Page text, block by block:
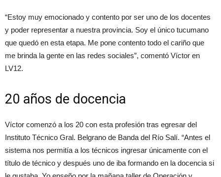
“Estoy muy emocionado y contento por ser uno de los docentes
y poder representar a nuestra provincia. Soy el único tucumano
que quedó en esta etapa. Me pone contento todo el cariño que
me brinda la gente en las redes sociales”, comentó Víctor en
LV12.
20 años de docencia
Víctor comenzó a los 20 con esta profesión tras egresar del
Instituto Técnico Gral. Belgrano de Banda del Río Salí. “Antes el
sistema nos permitía a los técnicos ingresar únicamente con el
título de técnico y después uno de iba formando en la docencia si